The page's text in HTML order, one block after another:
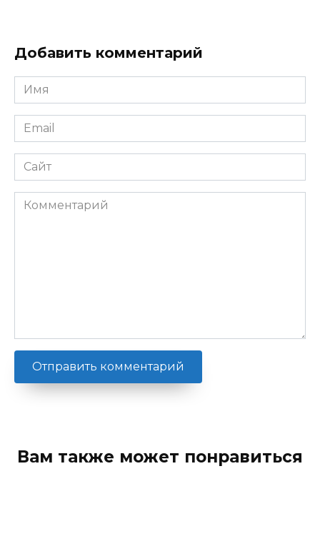
Добавить комментарий
Имя
*
Email
*
Сайт
Комментарий
Вам также может понравиться